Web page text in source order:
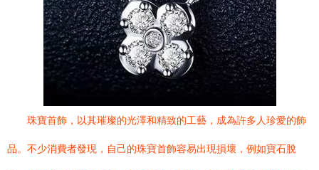
珠寶首飾，以其璀璨的光澤和精致的工藝，成為許多人珍愛的飾
品。不少消費者發現，自己的珠寶首飾容易出現損壞，例如寶石脫